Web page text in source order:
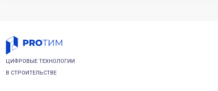
ЦИФРОВЫЕ ТЕХНОЛОГИИ
В СТРОИТЕЛЬСТВЕ